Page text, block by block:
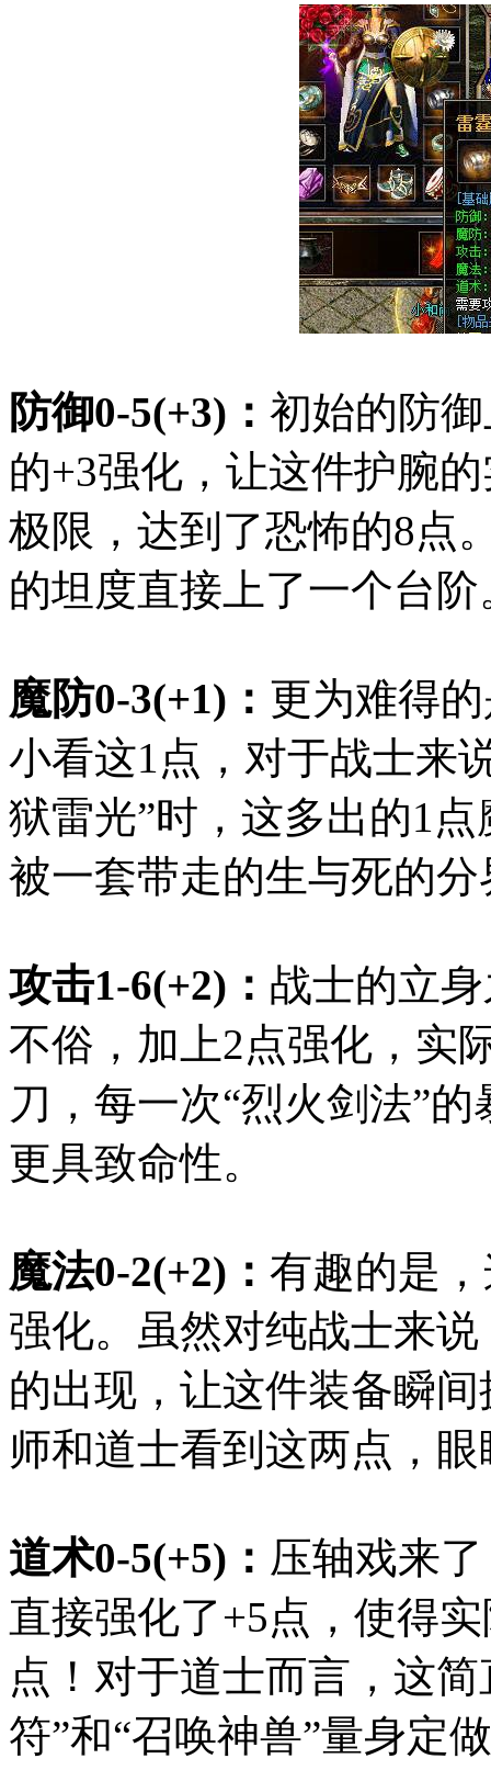
防御0-5(+3)： 初始的防
的+3强化，让这件护腕
极限，达到了恐怖的8点
的坦度直接上了一个台阶
魔防0-3(+1)： 更为难得
小看这1点，对于战士来
狱雷光”时，这多出的1
被一套带走的生与死的分
攻击1-6(+2)： 战士的立
不俗，加上2点强化，实
刀，每一次“烈火剑法”
更具致命性。
魔法0-2(+2)： 有趣的是
强化。虽然对纯战士来
的出现，让这件装备瞬
师和道士看到这两点，
道术0-5(+5)： 压轴戏来
直接强化了+5点，使得
点！对于道士而言，这
符”和“召唤神兽”量身定